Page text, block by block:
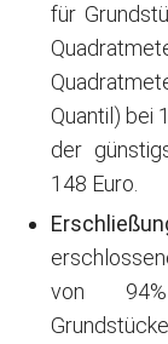
für
Quantil) bei
der
148 Euro.
von 94%